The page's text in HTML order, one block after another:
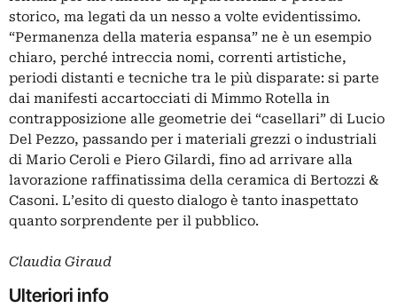
storico, ma legati da un nesso a volte evidentissimo.
“Permanenza della materia espansa” ne è un esempio
chiaro, perché intreccia nomi, correnti artistiche,
periodi distanti e tecniche tra le più disparate: si parte
dai manifesti accartocciati di Mimmo Rotella in
contrapposizione alle geometrie dei “casellari” di Lucio
Del Pezzo, passando per i materiali grezzi o industriali
di Mario Ceroli e Piero Gilardi, fino ad arrivare alla
lavorazione raffinatissima della ceramica di Bertozzi &
Casoni. L’esito di questo dialogo è tanto inaspettato
quanto sorprendente per il pubblico.
Claudia Giraud
Ulteriori info